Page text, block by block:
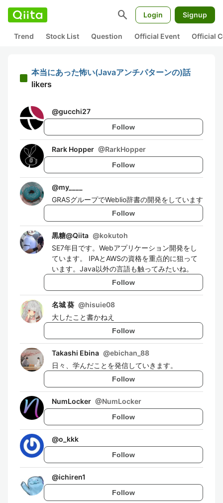
search Login Signup
Trend Stock List Question Official Event Official
本当にあった怖い(Javaアンチパターンの)話
likers
@gucchi27
Follow
Rark Hopper @RarkHopper
Follow
@my____
GRASグループでWeblio辞書の開発をしています
Follow
黒糖@Qiita @kokutoh
SE7年目です。Webアプリケーション開発をし
ています。 IPAとAWSの資格を重点的に狙って
います。Java以外の言語も触ってみたいね。
Follow
名城 葵 @hisuie08
大したこと書かねえ
Follow
Takashi Ebina @ebichan_88
日々、学んだことを発信していきます。
Follow
NumLocker @NumLocker
Follow
@o_kkk
Follow
@ichiren1
Follow